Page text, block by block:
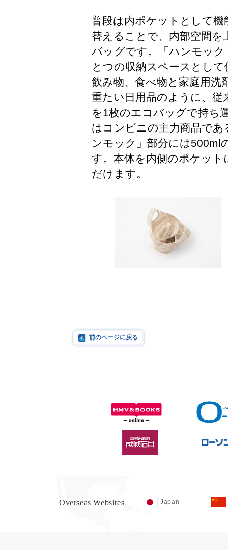
普段は内ポケットとして
替えることで、内部空間
バッグです。「ハンモッ
とつの収納スペースとし
飲み物、食べ物と家庭用
重たい日用品のように、
を1枚のエコバッグで持ち
はコンビニの主力商品で
ンモック」部分には500ml
す。本体を内側のポケッ
だけます。
前のページに戻る
Overseas Websites Japan